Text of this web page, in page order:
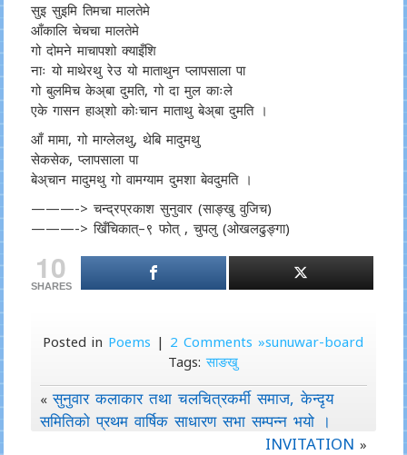
सुइ सुइमि तिमचा मालतेमे
आँकालि चेचचा मालतेमे
गो दोमने माचापशो क्याइँशि
नाः यो माथेरथु रेउ यो माताथुन प्लापसाला पा
गो बुलमिच केअ्बा दुमति, गो दा मुल काःले
एके गासन हाअ्शो कोःचान माताथु बेअ्बा दुमति ।
आँ मामा, गो माग्लेलथु, थेबि मादुमथु
सेकसेक, प्लापसाला पा
बेअ्चान मादुमथु गो वामग्याम दुमशा बेवदुमति ।
———-> चन्द्रप्रकाश सुनुवार (साङ्खु वुजिच)
———-> खिँचिकात्–९ फोत् , चुपलु (ओखलढुङ्गा)
10
SHARES
Posted in Poems | 2 Comments »sunuwar-board
Tags:साङखु
«सुनुवार कलाकार तथा चलचित्रकर्मी समाज, केन्दृय
समितिको प्रथम वार्षिक साधारण सभा सम्पन्न भयो ।
INVITATION »